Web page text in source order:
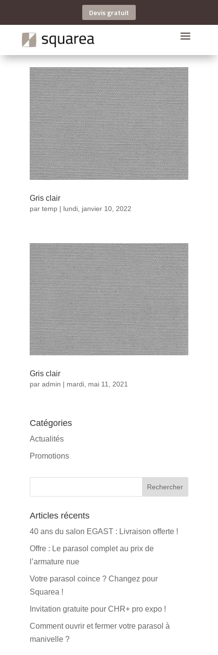
Devis gratuit
Gris clair
par temp| lundi, janvier 10, 2022
Gris clair
par admin | mardi, mai 11, 2021
Catégories
Actualités
Promotions
Articles récents
40 ans du salon EGAST : Livraison offerte !
Offre : Le parasol complet au prix de
l’armature nue
Votre parasol coince ? Changez pour
Squarea !
Invitation gratuite pour CHR+ pro expo !
Comment ouvrir et fermer votre parasol à
manivelle ?